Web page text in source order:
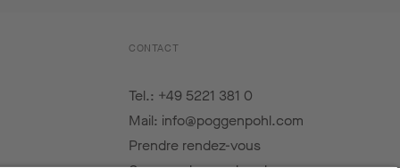
CONTACT
Tel.: +49 5221 381 0
Mail: info@poggenpohl.com
Prendre rendez-vous